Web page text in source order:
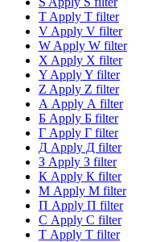
T Apply T filter
V Apply V filter
W Apply W filter
X Apply X filter
Y Apply Y filter
Z Apply Z filter
А Apply А filter
Б Apply Б filter
Г Apply Г filter
Д Apply Д filter
З Apply З filter
К Apply К filter
М Apply М filter
П Apply П filter
С Apply С filter
Т Apply Т filter